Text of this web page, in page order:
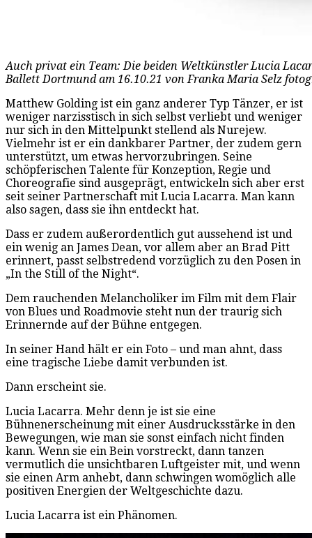
Auch privat ein Team: Die beiden Weltkünstler Lucia
Ballett Dortmund am 16.10.21 von Franka Maria Selz
Matthew Golding ist ein ganz anderer Typ Tänzer, er ist
weniger narzisstisch in sich selbst verliebt und weniger
nur sich in den Mittelpunkt stellend als Nurejew.
Vielmehr ist er ein dankbarer Partner, der zudem gern
unterstützt, um etwas hervorzubringen. Seine
schöpferischen Talente für Konzeption, Regie und
Choreografie sind ausgeprägt, entwickeln sich aber erst
seit seiner Partnerschaft mit Lucia Lacarra. Man kann
also sagen, dass sie ihn entdeckt hat.
Dass er zudem außerordentlich gut aussehend ist und
ein wenig an James Dean, vor allem aber an Brad Pitt
erinnert, passt selbstredend vorzüglich zu den Posen in
„In the Still of the Night“.
Dem rauchenden Melancholiker im Film mit dem Flair
von Blues und Roadmovie steht nun der traurig sich
Erinnernde auf der Bühne entgegen.
In seiner Hand hält er ein Foto – und man ahnt, dass
eine tragische Liebe damit verbunden ist.
Dann erscheint sie.
Lucia Lacarra. Mehr denn je ist sie eine
Bühnenerscheinung mit einer Ausdrucksstärke in den
Bewegungen, wie man sie sonst einfach nicht finden
kann. Wenn sie ein Bein vorstreckt, dann tanzen
vermutlich die unsichtbaren Luftgeister mit, und wenn
sie einen Arm anhebt, dann schwingen womöglich alle
positiven Energien der Weltgeschichte dazu.
Lucia Lacarra ist ein Phänomen.